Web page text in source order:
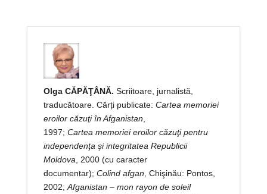
Olga CĂPĂŢÂNĂ. Scriitoare, jurnalistă,
traducătoare. Cărți publicate: Cartea memoriei
eroilor căzuţi în Afganistan
1997; Cartea memoriei eroilor căzuţi pentru
independenţa şi integritatea Republicii
Moldova , 2000 (cu caracter
documentar); Colind afgan , Chişinău: Pontos,
2002; Afganistan – mon rayon de soleil